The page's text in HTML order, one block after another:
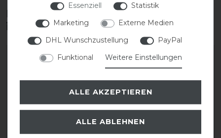
Diese Produkte könnten dich auch
interessieren
-20%
Essenziell
Statistik
Marketing
Externe Medien
DHL Wunschzustellung
PayPal
Funktional
Weitere Einstellungen
ALLE AKZEPTIEREN
ALLE ABLEHNEN